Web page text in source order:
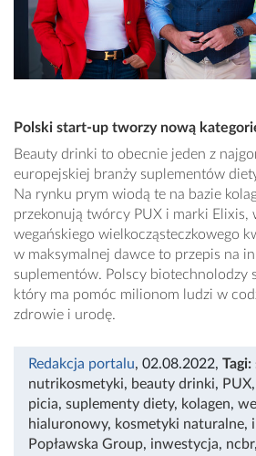
Polski start-up tworzy nową
Beauty drinki to obecnie jeden z
europejskiej branży suplementów
Na rynku prym wiodą te na bazie
przekonują twórcy PUX i marki Elixis,
wegańskiego wielkocząsteczkowego
w maksymalnej dawce to przepis na
suplementów. Polscy biotechnolodzy
który ma pomóc milionom ludzi w
zdrowie i urodę.
Redakcja portalu, 02.08.2022, Tagi:
nutrikosmetyki, beauty drinki, PUX,
picia, suplementy diety, kolagen,
hialuronowy, kosmetyki naturalne,
Popławska Group, inwestycja, ncbr,